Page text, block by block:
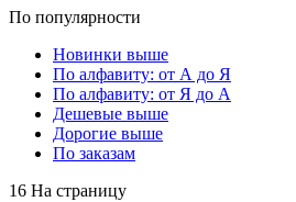
По популярности
Новинки выше
По алфавиту: от А до Я
По алфавиту: от Я до А
Дешевые выше
Дорогие выше
По заказам
16 На страницу